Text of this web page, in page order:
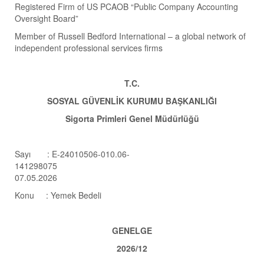
Registered Firm of US PCAOB “Public Company Accounting
Oversight Board”
Member of Russell Bedford International – a global network of
independent professional services firms
T.C.
SOSYAL GÜVENLİK KURUMU BAŞKANLIĞI
Sigorta Primleri Genel Müdürlüğü
Sayı : E-24010506-010.06-
141298075
07.05.2026
Konu : Yemek Bedeli
GENELGE
2026/12